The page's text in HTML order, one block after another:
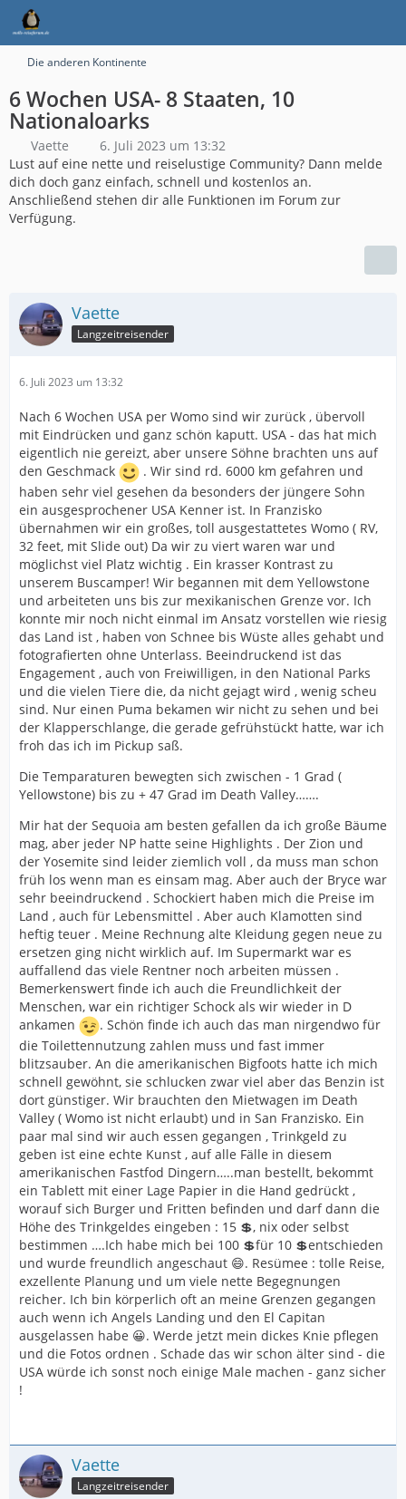
Die anderen Kontinente
6 Wochen USA- 8 Staaten, 10
Nationaloarks
Vaette
6. Juli 2023 um 13:32
Lust auf eine nette und reiselustige Community? Dann melde
dich doch ganz einfach, schnell und kostenlos an.
Anschließend stehen dir alle Funktionen im Forum zur
Verfügung.
Vaette
Langzeitreisender
6. Juli 2023 um 13:32
Nach 6 Wochen USA per Womo sind wir zurück , übervoll
mit Eindrücken und ganz schön kaputt. USA - das hat mich
eigentlich nie gereizt, aber unsere Söhne brachten uns auf
den Geschmack
. Wir sind rd. 6000 km gefahren und
haben sehr viel gesehen da besonders der jüngere Sohn
ein ausgesprochener USA Kenner ist. In Franzisko
übernahmen wir ein großes, toll ausgestattetes Womo ( RV,
32 feet, mit Slide out) Da wir zu viert waren war und
möglichst viel Platz wichtig . Ein krasser Kontrast zu
unserem Buscamper! Wir begannen mit dem Yellowstone
und arbeiteten uns bis zur mexikanischen Grenze vor. Ich
konnte mir noch nicht einmal im Ansatz vorstellen wie riesig
das Land ist , haben von Schnee bis Wüste alles gehabt und
fotografierten ohne Unterlass. Beeindruckend ist das
Engagement , auch von Freiwilligen, in den National Parks
und die vielen Tiere die, da nicht gejagt wird , wenig scheu
sind. Nur einen Puma bekamen wir nicht zu sehen und bei
der Klapperschlange, die gerade gefrühstückt hatte, war ich
froh das ich im Pickup saß.
Die Temparaturen bewegten sich zwischen - 1 Grad (
Yellowstone) bis zu + 47 Grad im Death Valley…….
Mir hat der Sequoia am besten gefallen da ich große Bäume
mag, aber jeder NP hatte seine Highlights . Der Zion und
der Yosemite sind leider ziemlich voll , da muss man schon
früh los wenn man es einsam mag. Aber auch der Bryce war
sehr beeindruckend . Schockiert haben mich die Preise im
Land , auch für Lebensmittel . Aber auch Klamotten sind
heftig teuer . Meine Rechnung alte Kleidung gegen neue zu
ersetzen ging nicht wirklich auf. Im Supermarkt war es
auffallend das viele Rentner noch arbeiten müssen .
Bemerkenswert finde ich auch die Freundlichkeit der
Menschen, war ein richtiger Schock als wir wieder in D
ankamen
. Schön finde ich auch das man nirgendwo für
die Toilettennutzung zahlen muss und fast immer
blitzsauber. An die amerikanischen Bigfoots hatte ich mich
schnell gewöhnt, sie schlucken zwar viel aber das Benzin ist
dort günstiger. Wir brauchten den Mietwagen im Death
Valley ( Womo ist nicht erlaubt) und in San Franzisko. Ein
paar mal sind wir auch essen gegangen , Trinkgeld zu
geben ist eine echte Kunst , auf alle Fälle in diesem
amerikanischen Fastfod Dingern…..man bestellt, bekommt
ein Tablett mit einer Lage Papier in die Hand gedrückt ,
worauf sich Burger und Fritten befinden und darf dann die
Höhe des Trinkgeldes eingeben : 15 💲, nix oder selbst
bestimmen ….Ich habe mich bei 100 💲für 10 💲entschieden
und wurde freundlich angeschaut 😄. Resümee : tolle Reise,
exzellente Planung und um viele nette Begegnungen
reicher. Ich bin körperlich oft an meine Grenzen gegangen
auch wenn ich Angels Landing und den El Capitan
ausgelassen habe 😀. Werde jetzt mein dickes Knie pflegen
und die Fotos ordnen . Schade das wir schon älter sind - die
USA würde ich sonst noch einige Male machen - ganz sicher
!
Vaette
Langzeitreisender